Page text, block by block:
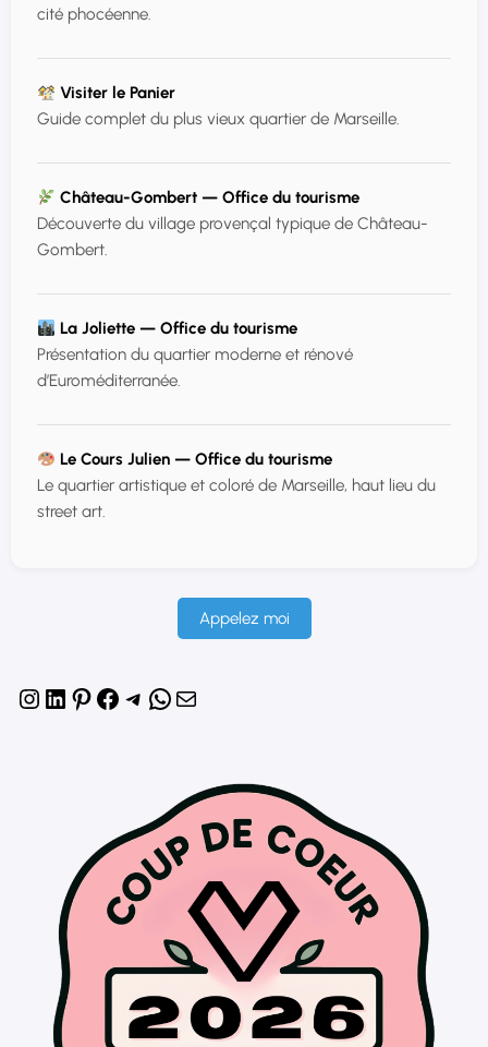
cité phocéenne.
Visiter le Panier
Guide complet du plus vieux quartier de Marseille.
Château-Gombert — Office du tourisme
Découverte du village provençal typique de Château-
Gombert.
La Joliette — Office du tourisme
Présentation du quartier moderne et rénové
d’Euroméditerranée.
Le Cours Julien — Office du tourisme
Le quartier artistique et coloré de Marseille, haut lieu du
street art.
Appelez moi